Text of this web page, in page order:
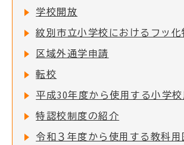
学校開放
区域外通学申請
転校
特認校制度の紹介